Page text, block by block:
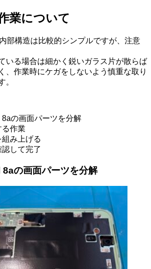
業について
部構造は比較的シンプルですが、注意
いる場合は細かく鋭いガラス片が散らば
、作業時にケガをしないよう慎重な取り
。
の画面パーツを分解
作業
み上げる
して完了
の画面パーツを分解